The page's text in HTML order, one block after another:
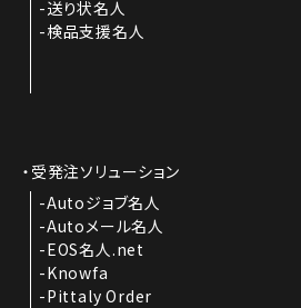
送り状名人
検品支援名人
受発注ソリューション
Autoジョブ名人
Autoメール名人
EOS名人.net
Knowfa
Pittaly Order